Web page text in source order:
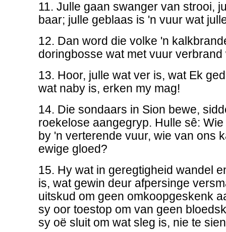
11. Julle gaan swanger van strooi,
baar; julle geblaas is 'n vuur wat
12. Dan word die volke 'n
doringbosse wat met vuur verbrand
13. Hoor, julle wat ver is, wat Ek
wat naby is, erken my mag!
14. Die sondaars in Sion bewe,
roekelose aangegryp. Hulle sê:
by 'n verterende vuur, wie van ons
ewige gloed?
15. Hy wat in geregtigheid wandel
is, wat gewin deur afpersinge
uitskud om geen omkoopgeskenk
sy oor toestop om van geen
sy oë sluit om wat sleg is, nie te